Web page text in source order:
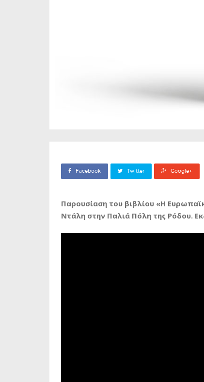
Facebook Twitter Google+
Παρουσίαση του βιβλίου «Η
Ντάλη στην Παλιά Πόλη της Ρόδου.